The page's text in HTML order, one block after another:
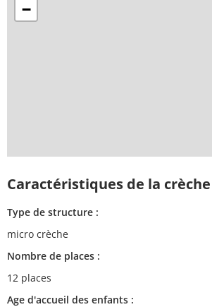
−
Caractéristiques de la crèche
Type de structure :
micro crèche
Nombre de places :
12 places
Age d'accueil des enfants :